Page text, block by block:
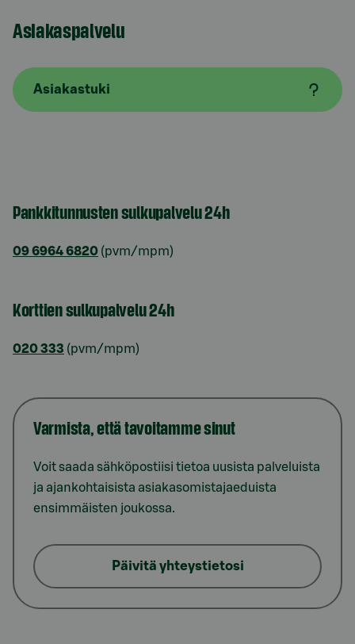
Asiakaspalvelu
Asiakastuki
Pankkitunnusten sulkupalvelu 24h
09 6964 6820 (pvm/mpm)
Korttien sulkupalvelu 24h
020 333 (pvm/mpm)
Varmista, että tavoitamme sinut
Voit saada sähköpostiisi tietoa uusista palveluista
ja ajankohtaisista asiakasomistajaeduista
ensimmäisten joukossa.
Päivitä yhteystietosi